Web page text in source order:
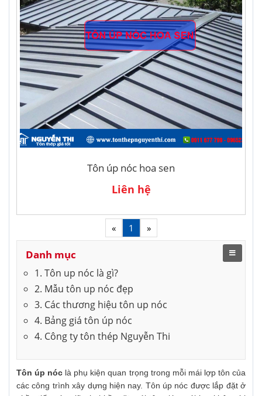
Tôn úp nóc hoa sen
Liên hệ
« 1 »
Danh mục
1. Tôn up nóc là gì?
2. Mẫu tôn up nóc đẹp
3. Các thương hiệu tôn up nóc
4. Bảng giá tôn úp nóc
4. Công ty tôn thép Nguyễn Thi
Tôn úp nóc là phụ kiện quan trọng trong mỗi mái lợp tôn của
các công trình xây dựng hiện nay. Tôn úp nóc được lắp đặt ở